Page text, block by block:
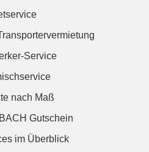
Service
nach Maß
Gutschein
im Überblick